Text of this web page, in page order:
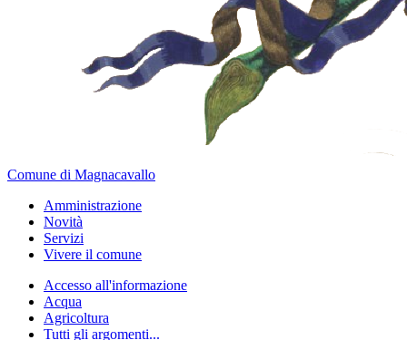
Comune di Magnacavallo
Amministrazione
Novità
Servizi
Vivere il comune
Accesso all'informazione
Acqua
Agricoltura
Tutti gli argomenti...